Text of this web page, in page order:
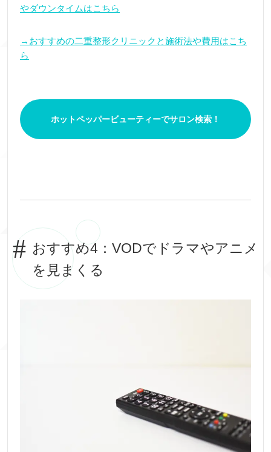
やダウンタイムはこちら
→おすすめの二重整形クリニックと施術法や費用はこち
ら
ホットペッパービューティーでサロン検索！
おすすめ4：VODでドラマやアニメ
を見まくる